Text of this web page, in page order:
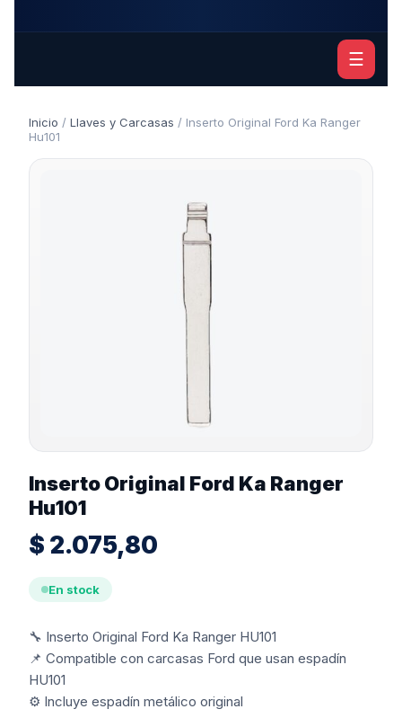
☰
Inicio / Llaves y Carcasas / Inserto Original Ford Ka Ranger
Hu101
Inserto Original Ford Ka Ranger
Hu101
$ 2.075,80
En stock
🔧 Inserto Original Ford Ka Ranger HU101
📌 Compatible con carcasas Ford que usan espadín
HU101
⚙️ Incluye espadín metálico original